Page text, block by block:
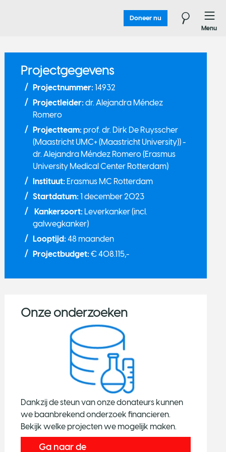
Doneer nu
Menu
Projectgegevens
Projectnummer: 14932
Projectleider: dr. Alejandra Méndez
Romero
Projectteam: prof. dr. Dirk De Ruysscher
(Maastricht UMC+ (Maastricht University)) -
dr. Alejandra Méndez Romero (Erasmus
University Medical Center Rotterdam)
Instituut: Erasmus MC Rotterdam
Startdatum: 1 december 2023
Kankersoort: Leverkanker (incl.
galwegkanker)
Looptijd: 48 maanden
Projectbudget: € 408.115,-
Onze onderzoeken
Dankzij de steun van onze donateurs kunnen
we baanbrekend onderzoek financieren.
Bekijk welke projecten we mogelijk maken.
Ga naar de